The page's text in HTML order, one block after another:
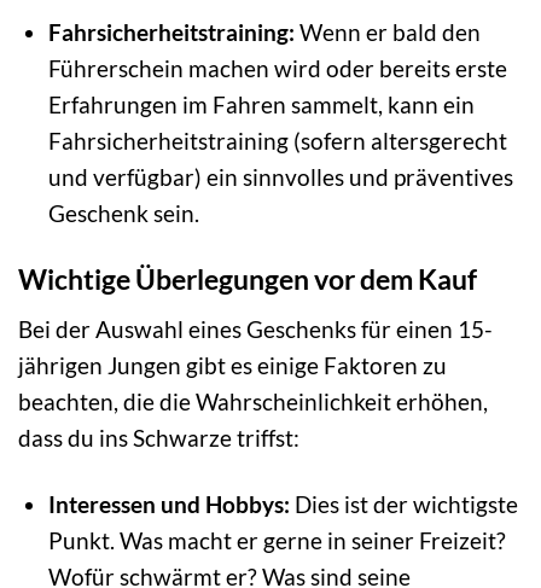
Fahrsicherheitstraining: Wenn er bald den
Führerschein machen wird oder bereits erste
Erfahrungen im Fahren sammelt, kann ein
Fahrsicherheitstraining (sofern altersgerecht
und verfügbar) ein sinnvolles und präventives
Geschenk sein.
Wichtige Überlegungen vor dem Kauf
Bei der Auswahl eines Geschenks für einen 15-
jährigen Jungen gibt es einige Faktoren zu
beachten, die die Wahrscheinlichkeit erhöhen,
dass du ins Schwarze triffst:
Interessen und Hobbys: Dies ist der wichtigste
Punkt. Was macht er gerne in seiner Freizeit?
Wofür schwärmt er? Was sind seine